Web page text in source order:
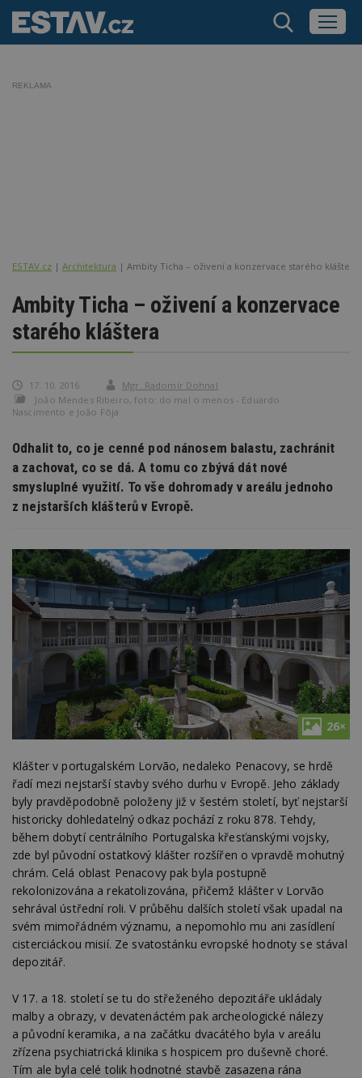
REKLAMA
ESTAV.cz Architektura Ambity Ticha – oživení a konzervace starého kláštera
Ambity Ticha – oživení a konzervace
starého kláštera
17. 10. 2016
Mgr. Radomír Dohnal
Joăo Mendes Ribeiro, foto: do mal o menos - Eduardo
Nascimento e Joăo Fôja
Odhalit to, co je cenné pod nánosem balastu, zachránit
a zachovat, co se dá. A tomu co zbývá dát nové
smysluplné využití. To vše dohromady v areálu jednoho
z nejstarších klášterů v Evropě.
26×
Klášter v portugalském Lorvão, nedaleko Penacovy, se hrdě
řadí mezi nejstarší stavby svého durhu v Evropě. Jeho základy
byly pravděpodobně položeny již v šestém století, byť nejstarší
historicky dohledatelný odkaz pochází z roku 878. Tehdy,
během dobytí centrálního Portugalska křesťanskými vojsky,
zde byl původní ostatkový klášter rozšířen o vpravdě mohutný
chrám. Celá oblast Penacovy pak byla postupně
rekolonizována a rekatolizována, přičemž klášter v Lorvão
sehrával ústřední roli. V průběhu dalších století však upadal na
svém mimořádném významu, a nepomohlo mu ani zasídlení
cisterciáckou misií. Ze svatostánku evropské hodnoty se stával
depozitář.
V 17. a 18. století se tu do střeženého depozitáře ukládaly
malby a obrazy, v devatenáctém pak archeologické nálezy
a původní keramika, a na začátku dvacátého byla v areálu
zřízena psychiatrická klinika s hospicem pro duševně choré.
Tím ale byla celé tolik hodnotné stavbě zasazena rána